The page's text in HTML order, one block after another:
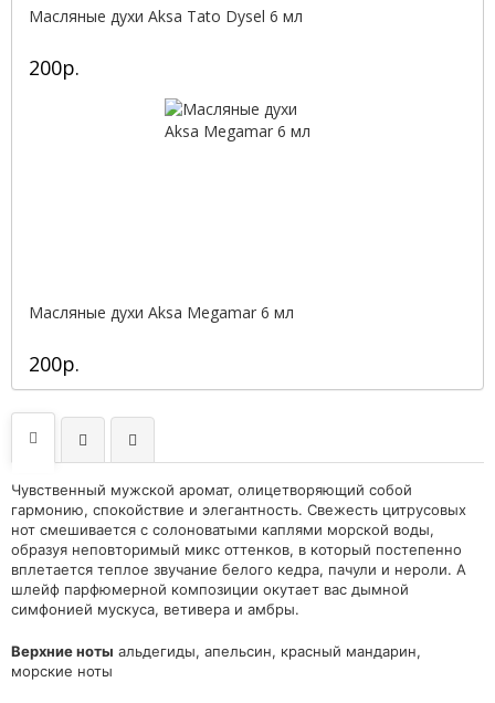
Масляные духи Aksa Tato Dysel 6 мл
200р.
Масляные духи Aksa Megamar 6 мл
200р.
Чувственный мужской аромат, олицетворяющий собой
гармонию, спокойствие и элегантность. Свежесть цитрусовых
нот смешивается с солоноватыми каплями морской воды,
образуя неповторимый микс оттенков, в который постепенно
вплетается теплое звучание белого кедра, пачули и нероли. А
шлейф парфюмерной композиции окутает вас дымной
симфонией мускуса, ветивера и амбры.
Верхние ноты альдегиды, апельсин, красный мандарин,
морские ноты